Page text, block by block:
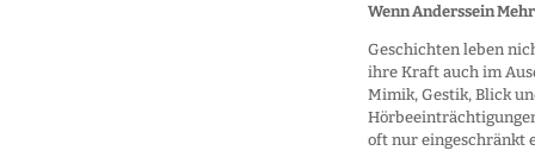
Wenn Anderssein
Geschichten leben
ihre Kraft auch im
Mimik, Gestik, Blick
oft nur eingeschränkt